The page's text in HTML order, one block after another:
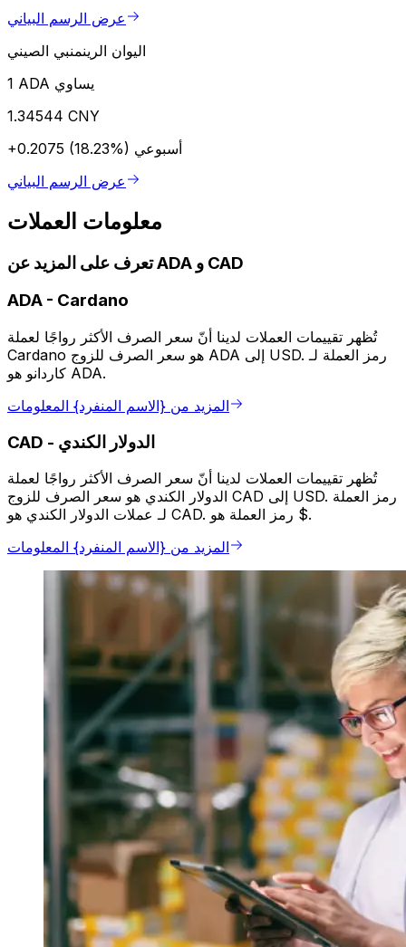
عرض الرسم البياني
اليوان الرينمنبي الصيني
1 ADA يساوي
1.34544 CNY
+0.2075 (18.23%) أسبوعي
عرض الرسم البياني
معلومات العملات
تعرف على المزيد عن ADA و CAD
ADA - Cardano
تُظهر تقييمات العملات لدينا أنّ سعر الصرف الأكثر رواجًا لعملة
Cardano هو سعر الصرف للزوج ADA إلى USD. رمز العملة لـ
كاردانو هو ADA.
المزيد من {الاسم المنفرد} المعلومات
CAD - الدولار الكندي
تُظهر تقييمات العملات لدينا أنّ سعر الصرف الأكثر رواجًا لعملة
الدولار الكندي هو سعر الصرف للزوج CAD إلى USD. رمز العملة
لـ عملات الدولار الكندي هو CAD. رمز العملة هو $.
المزيد من {الاسم المنفرد} المعلومات